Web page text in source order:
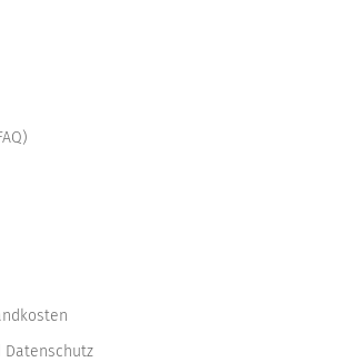
Datenschutz